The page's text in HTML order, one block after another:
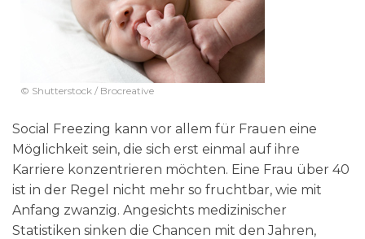
© Shutterstock / Brocreative
Social Freezing kann vor allem für Frauen eine
Möglichkeit sein, die sich erst einmal auf ihre
Karriere konzentrieren möchten. Eine Frau über 40
ist in der Regel nicht mehr so fruchtbar, wie mit
Anfang zwanzig. Angesichts medizinischer
Statistiken sinken die Chancen mit den Jahren,